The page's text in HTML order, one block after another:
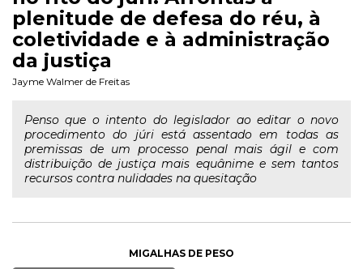
plenitude de defesa do réu, à
coletividade e à administração
da justiça
Jayme Walmer de Freitas
Penso que o intento do legislador ao editar o novo
procedimento do júri está assentado em todas as
premissas de um processo penal mais ágil e com
distribuição de justiça mais equânime e sem tantos
recursos contra nulidades na quesitação
MIGALHAS DE PESO